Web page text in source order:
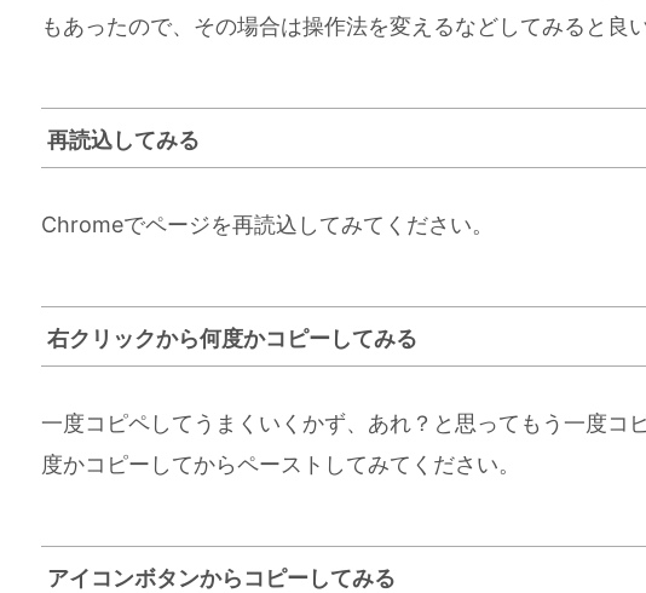
もあったので、その場合は操作法を変えるなどしてみると良
再読込してみる
Chromeでページを再読込してみてください。
右クリックから何度かコピーしてみる
一度コピペしてうまくいくかず、あれ？と思ってもう一度コ
度かコピーしてからペーストしてみてください。
アイコンボタンからコピーしてみる